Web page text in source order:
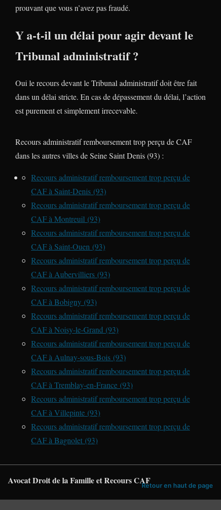
prouvant que vous n’avez pas fraudé.
Y a-t-il un délai pour agir devant le
Tribunal administratif ?
Oui le recours devant le Tribunal administratif doit être fait
dans un délai stricte. En cas de dépassement du délai, l’action
est purement et simplement irrecevable.
Recours administratif remboursement trop perçu de CAF
dans les autres villes de Seine Saint Denis (93) :
Recours administratif remboursement trop perçu de
CAF à Saint-Denis (93)
Recours administratif remboursement trop perçu de
CAF à Montreuil (93)
Recours administratif remboursement trop perçu de
CAF à Saint-Ouen (93)
Recours administratif remboursement trop perçu de
CAF à Aubervilliers (93)
Recours administratif remboursement trop perçu de
CAF à Bobigny (93)
Recours administratif remboursement trop perçu de
CAF à Noisy-le-Grand (93)
Recours administratif remboursement trop perçu de
CAF à Aulnay-sous-Bois (93)
Recours administratif remboursement trop perçu de
CAF à Tremblay-en-France (93)
Recours administratif remboursement trop perçu de
CAF à Villepinte (93)
Recours administratif remboursement trop perçu de
CAF à Bagnolet (93)
Avocat Droit de la Famille et Recours CAFRetour en haut de page